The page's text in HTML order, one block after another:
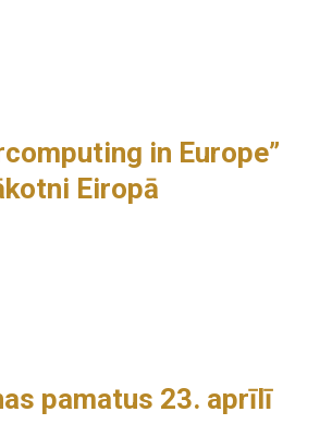
in Europe”
Eiropā
pamatus 23. aprīlī